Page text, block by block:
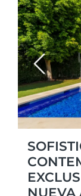
Previous
NUEVA